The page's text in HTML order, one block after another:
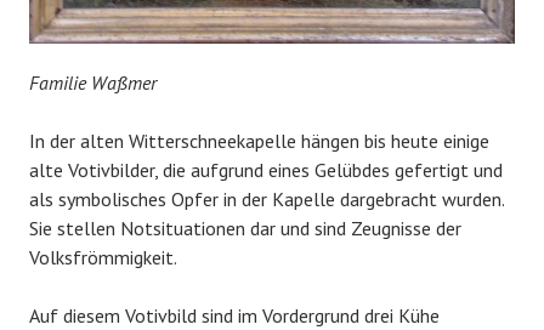
Familie Waßmer
In der alten Witterschneekapelle hängen bis heute einige
alte Votivbilder, die aufgrund eines Gelübdes gefertigt und
als symbolisches Opfer in der Kapelle dargebracht wurden.
Sie stellen Notsituationen dar und sind Zeugnisse der
Volksfrömmigkeit.
Auf diesem Votivbild sind im Vordergrund drei Kühe